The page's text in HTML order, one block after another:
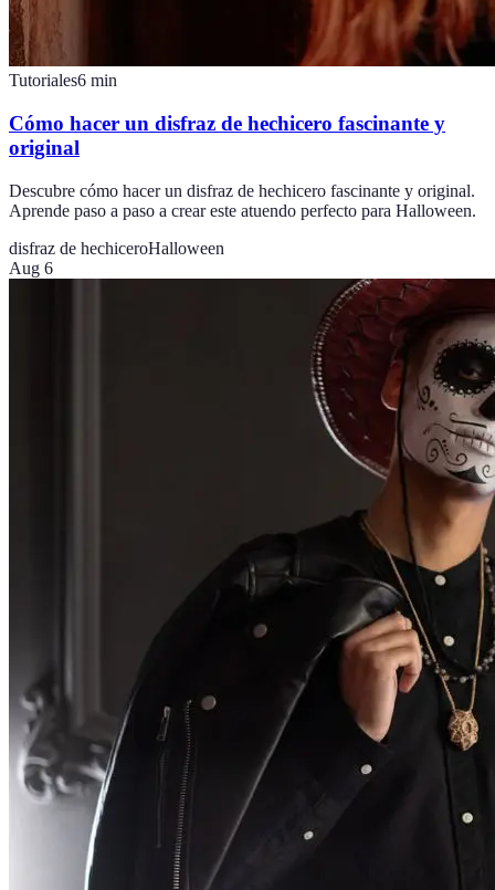
Tutoriales6 min
Cómo hacer un disfraz de hechicero fascinante y
original
Descubre cómo hacer un disfraz de hechicero fascinante y original.
Aprende paso a paso a crear este atuendo perfecto para Halloween.
disfraz de hechiceroHalloween
Aug 6